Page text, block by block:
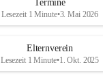
Termine
Lesezeit 1 Minute•3. Mai 2026
Elternverein
Lesezeit 1 Minute•1. Okt. 2025